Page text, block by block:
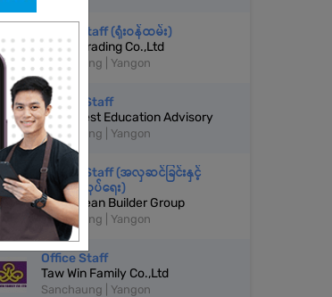
Office Staff (ရုံးဝန်ထမ်း)
Denko Trading Co.,Ltd
Sanchaung | Yangon
Admin Staff
Grow Nest Education Advisory
Sanchaung | Yangon
Admin Staff (အလှဆင်ခြင်းနှင့်
ဆောက်လုပ်ရေး)
Blue Ocean Builder Group
Sanchaung | Yangon
Office Staff
Taw Win Family Co.,Ltd
Sanchaung | Yangon